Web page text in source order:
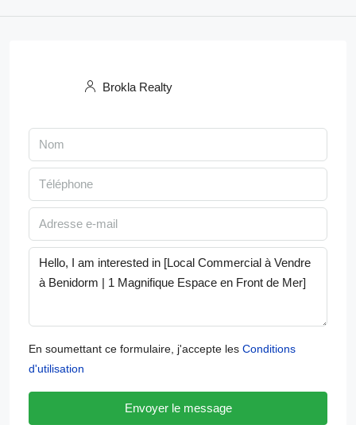
Brokla Realty
En soumettant ce formulaire, j'accepte les Conditions
d'utilisation
Envoyer le message